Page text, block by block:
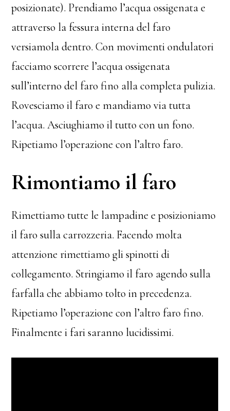
posizionate). Prendiamo l’acqua ossigenata e
attraverso la fessura interna del faro
versiamola dentro. Con movimenti ondulatori
facciamo scorrere l’acqua ossigenata
sull’interno del faro fino alla completa pulizia.
Rovesciamo il faro e mandiamo via tutta
l’acqua. Asciughiamo il tutto con un fono.
Ripetiamo l’operazione con l’altro faro.
Rimontiamo il faro
Rimettiamo tutte le lampadine e posizioniamo
il faro sulla carrozzeria. Facendo molta
attenzione rimettiamo gli spinotti di
collegamento. Stringiamo il faro agendo sulla
farfalla che abbiamo tolto in precedenza.
Ripetiamo l’operazione con l’altro faro fino.
Finalmente i fari saranno lucidissimi.